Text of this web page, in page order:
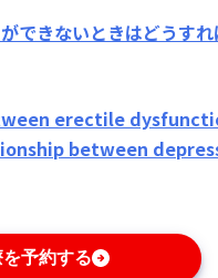
できないときはどうす
erectile
between
予約する